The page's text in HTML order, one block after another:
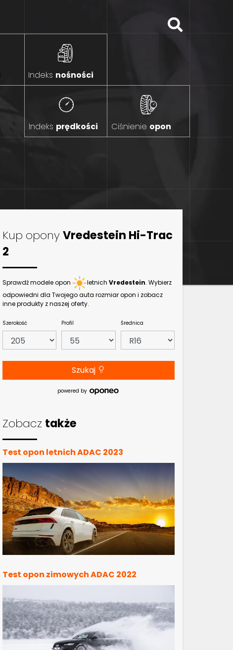
Indeks nośności
Indeks prędkości Ciśnienie opon
Kup oponyVredestein Hi-Trac
2
Sprawdź modele opon letnich Vredestein. Wybierz
odpowiedni dla Twojego auta rozmiar opon i zobacz
inne produkty z naszej oferty.
Szerokość Profil Średnica
Szukaj
powered by
Zobacz także
Test opon letnich ADAC 2023
Test opon zimowych ADAC 2022